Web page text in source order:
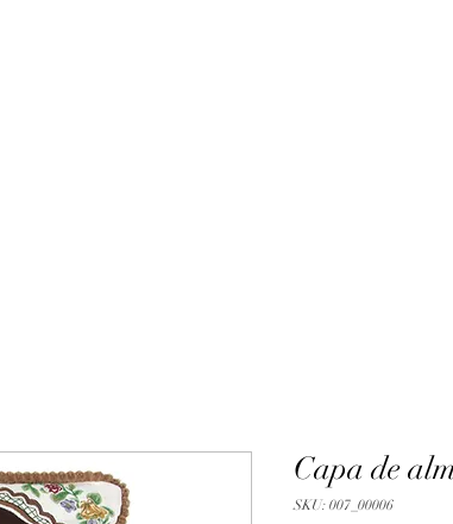
Capa de
SKU: 007_00006